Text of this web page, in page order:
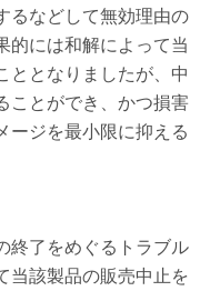
るなどして無効理由の
的には和解によって当
ととなりましたが、中
ことができ、かつ損害
ージを最小限に抑える
終了をめぐるトラブル
当該製品の販売中止を